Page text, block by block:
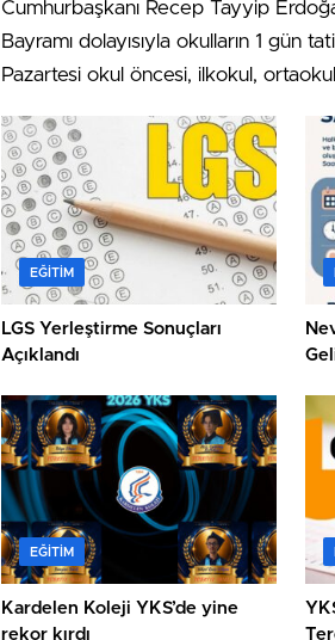
Cumhurbaşkanı Recep Tayyip
Bayramı dolayısıyla okulların 1 gün
Pazartesi okul öncesi, ilkokul,
EĞITIM
LGS Yerleştirme Sonuçları
Açıklandı
EĞITIM
Kardelen Koleji YKS’de yine
rekor kırdı